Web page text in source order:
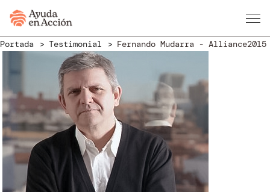
Portada Testimonial Fernando Mudarra - Alliance2015